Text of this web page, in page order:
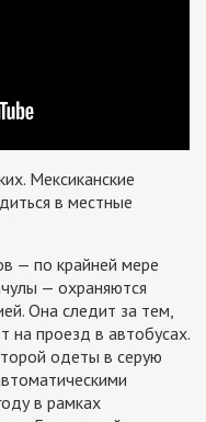
Мексиканские
в местные
— по крайней мере
— охраняются
Она следит за тем,
на проезд в автобусах.
одеты в серую
в рамках